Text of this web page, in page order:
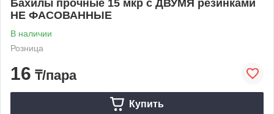
Бахилы прочные 15 мкр с ДВУМЯ резинками
НЕ ФАСОВАННЫЕ
В наличии
Розница
16 ₸/пара
Купить